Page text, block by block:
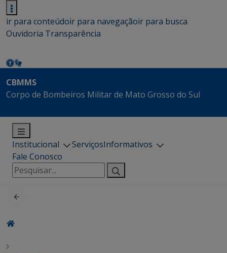
ir para conteúdoir para navegaçãoir para busca
Ouvidoria Transparência
CBMMS
Corpo de Bombeiros Militar de Mato Grosso do Sul
Institucional ServiçosInformativos
Fale Conosco
Pesquisar
por: